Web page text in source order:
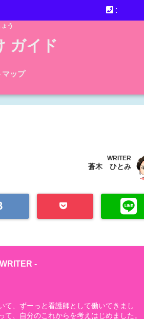
:
う
ガイド
マップ
WRITER
蒼木 ひとみ
WRITER -
て、ずーっと看護師として働いてきまし
、自分のこれからを考えはじめました。